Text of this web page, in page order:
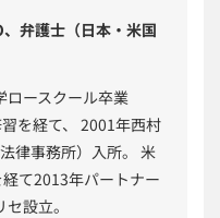
弁護士（日本・米国
ロースクール卒業
を経て、 2001年西村
律事務所）入所。 米
て2013年パートナー
設立。